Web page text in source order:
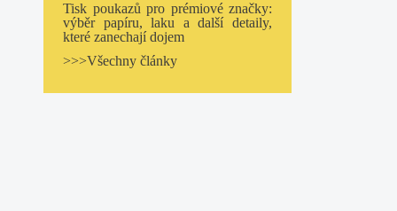
Tisk poukazů pro prémiové značky:
výběr papíru, laku a další detaily,
které zanechají dojem
>>>Všechny články